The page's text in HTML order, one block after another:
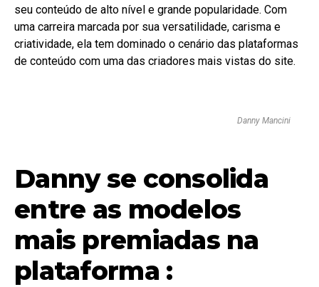
seu conteúdo de alto nível e grande popularidade. Com
uma carreira marcada por sua versatilidade, carisma e
criatividade, ela tem dominado o cenário das plataformas
de conteúdo com uma das criadores mais vistas do site.
Danny Mancini
Danny se consolida
entre as modelos
mais premiadas na
plataforma :